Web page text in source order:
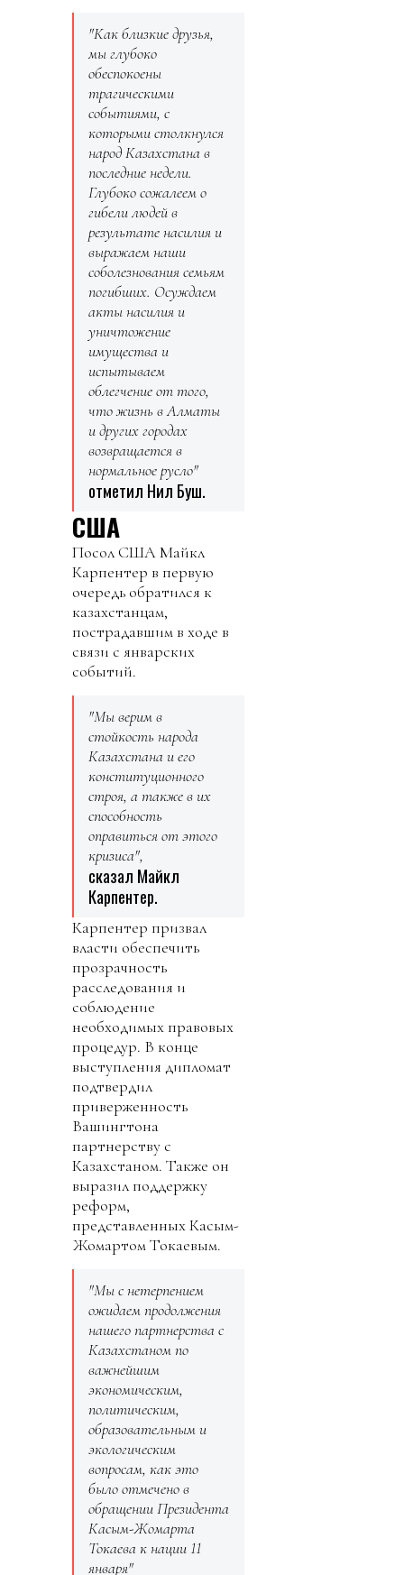
"Как близкие друзья,
мы глубоко
обеспокоены
трагическими
событиями, с
которыми столкнулся
народ Казахстана в
последние недели.
Глубоко сожалеем о
гибели людей в
результате насилия и
выражаем наши
соболезнования семьям
погибших. Осуждаем
акты насилия и
уничтожение
имущества и
испытываем
облегчение от того,
что жизнь в Алматы
и других городах
возвращается в
нормальное русло"
отметил Нил Буш.
США
Посол США Майкл
Карпентер в первую
очередь обратился к
казахстанцам,
пострадавшим в ходе в
связи с январских
событий.
"Мы верим в
стойкость народа
Казахстана и его
конституционного
строя, а также в их
способность
оправиться от этого
кризиса",
сказал Майкл
Карпентер.
Карпентер призвал
власти обеспечить
прозрачность
расследования и
соблюдение
необходимых правовых
процедур. В конце
выступления дипломат
подтвердил
приверженность
Вашингтона
партнерству с
Казахстаном. Также он
выразил поддержку
реформ,
представленных Касым-
Жомартом Токаевым.
"Мы с нетерпением
ожидаем продолжения
нашего партнерства с
Казахстаном по
важнейшим
экономическим,
политическим,
образовательным и
экологическим
вопросам, как это
было отмечено в
обращении Президента
Касым-Жомарта
Токаева к нации 11
января"